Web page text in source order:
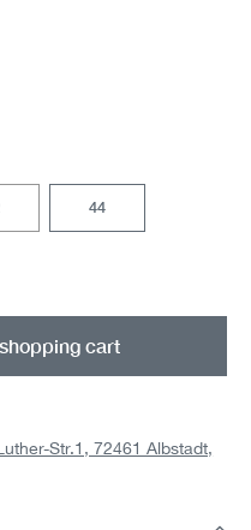
44
amount
cart
Str.1, 72461 Albstadt,